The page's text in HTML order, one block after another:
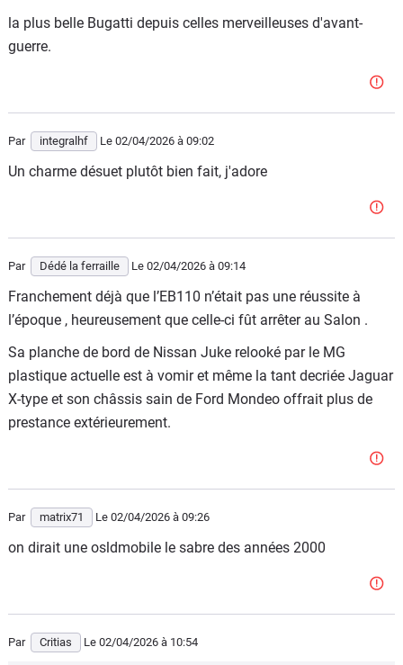
la plus belle Bugatti depuis celles merveilleuses d'avant-
guerre.
Par integralhf Le 02/04/2026 à 09:02
Un charme désuet plutôt bien fait, j'adore
Par Dédé la ferraille Le 02/04/2026 à 09:14
Franchement déjà que l’EB110 n’était pas une réussite à
l’époque , heureusement que celle-ci fût arrêter au Salon .
Sa planche de bord de Nissan Juke relooké par le MG
plastique actuelle est à vomir et même la tant decriée Jaguar
X-type et son châssis sain de Ford Mondeo offrait plus de
prestance extérieurement.
Par matrix71 Le 02/04/2026 à 09:26
on dirait une osldmobile le sabre des années 2000
Par Critias Le 02/04/2026 à 10:54